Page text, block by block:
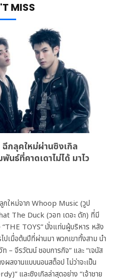
MISS
ฉีกลุคใหม่ผ่านซิงเกิล
นธ์ที่คาดเดาไม่ได้ มาไว
กใหม่จาก Whoop Music (วูป
The Duck (วอท เดอะ ดัก) ที่มี
TOYS” นั่งแท่นผู้บริหาร หลัง
ปเมื่อต้นปีที่ผ่านมา พวกเขาทั้งสาม นำ
ท – จีรวัฒน์ ชอบการกิจ” และ “เจนัส
ผลงานแบบนอนสต็อป ไม่ว่าจะเป็น
และซิงเกิลล่าสุดอย่าง “เจ้าชาย